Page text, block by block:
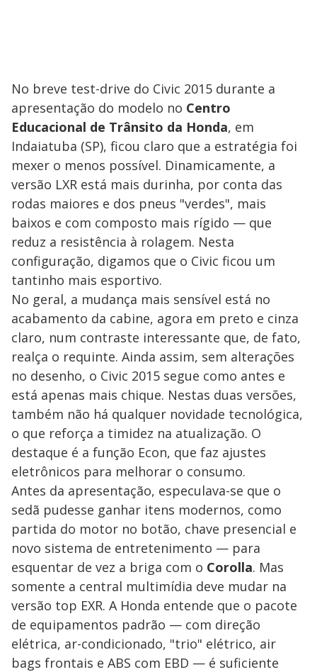
No breve test-drive do Civic 2015 durante a
apresentação do modelo no Centro
Educacional de Trânsito da Honda, em
Indaiatuba (SP), ficou claro que a estratégia foi
mexer o menos possível. Dinamicamente, a
versão LXR está mais durinha, por conta das
rodas maiores e dos pneus "verdes", mais
baixos e com composto mais rígido — que
reduz a resistência à rolagem. Nesta
configuração, digamos que o Civic ficou um
tantinho mais esportivo.
No geral, a mudança mais sensível está no
acabamento da cabine, agora em preto e cinza
claro, num contraste interessante que, de fato,
realça o requinte. Ainda assim, sem alterações
no desenho, o Civic 2015 segue como antes e
está apenas mais chique. Nestas duas versões,
também não há qualquer novidade tecnológica,
o que reforça a timidez na atualização. O
destaque é a função Econ, que faz ajustes
eletrônicos para melhorar o consumo.
Antes da apresentação, especulava-se que o
sedã pudesse ganhar itens modernos, como
partida do motor no botão, chave presencial e
novo sistema de entretenimento — para
esquentar de vez a briga com o Corolla. Mas
somente a central multimídia deve mudar na
versão top EXR. A Honda entende que o pacote
de equipamentos padrão — com direção
elétrica, ar-condicionado, "trio" elétrico, air
bags frontais e ABS com EBD — é suficiente